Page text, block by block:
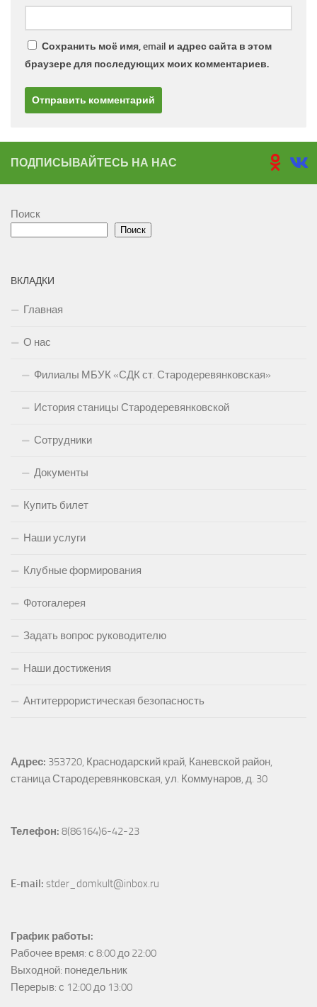
Сохранить моё имя, email и адрес сайта в этом
браузере для последующих моих комментариев.
ПОДПИСЫВАЙТЕСЬ НА НАС
Поиск
Поиск
ВКЛАДКИ
Главная
О нас
Филиалы МБУК «СДК ст. Стародеревянковская»
История станицы Стародеревянковской
Сотрудники
Документы
Купить билет
Наши услуги
Клубные формирования
Фотогалерея
Задать вопрос руководителю
Наши достижения
Антитеррористическая безопасность
Адрес: 353720, Краснодарский край, Каневской район,
станица Стародеревянковская, ул. Коммунаров, д. 30
Телефон: 8(86164)6-42-23
E-mail: stder_domkult@inbox.ru
График работы:
Рабочее время: с 8:00 до 22:00
Выходной: понедельник
Перерыв: с 12:00 до 13:00